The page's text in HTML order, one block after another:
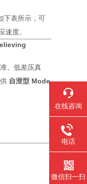
下表所示，可
速度。
、低差压真
自泄型 Mode
在线咨询
电话
微信扫一扫